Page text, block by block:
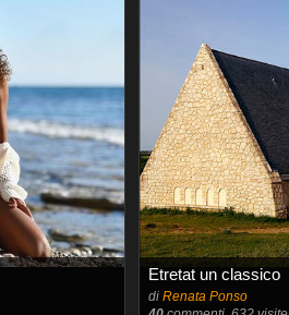
Etretat un classico
diRenata Ponso